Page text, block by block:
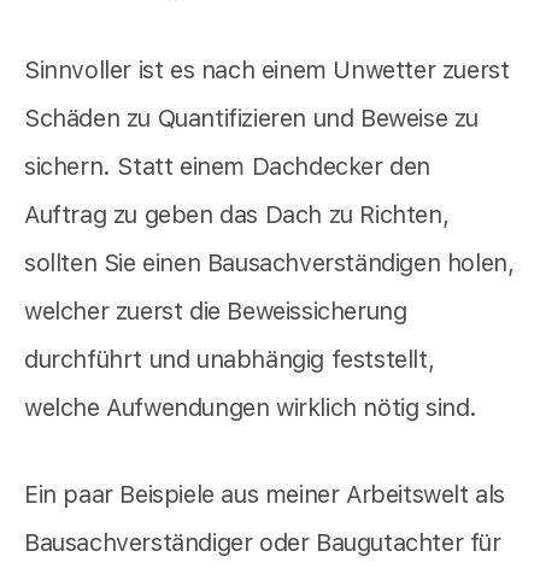
Sinnvoller ist es nach einem Unwetter zuerst
Schäden zu Quantifizieren und Beweise zu
sichern. Statt einem Dachdecker den
Auftrag zu geben das Dach zu Richten,
sollten Sie einen Bausachverständigen holen,
welcher zuerst die Beweissicherung
durchführt und unabhängig feststellt,
welche Aufwendungen wirklich nötig sind.
Ein paar Beispiele aus meiner Arbeitswelt als
Bausachverständiger oder Baugutachter für